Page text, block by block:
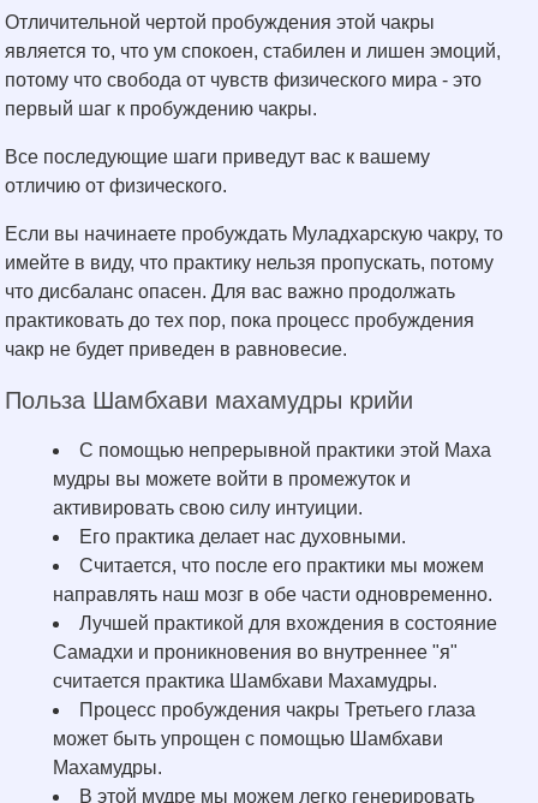
Отличительной чертой пробуждения этой чакры
является то, что ум спокоен, стабилен и лишен эмоций,
потому что свобода от чувств физического мира - это
первый шаг к пробуждению чакры.
Все последующие шаги приведут вас к вашему
отличию от физического.
Если вы начинаете пробуждать Муладхарскую чакру, то
имейте в виду, что практику нельзя пропускать, потому
что дисбаланс опасен. Для вас важно продолжать
практиковать до тех пор, пока процесс пробуждения
чакр не будет приведен в равновесие.
Польза Шамбхави махамудры крийи
С помощью непрерывной практики этой Маха
мудры вы можете войти в промежуток и
активировать свою силу интуиции.
Его практика делает нас духовными.
Считается, что после его практики мы можем
направлять наш мозг в обе части одновременно.
Лучшей практикой для вхождения в состояние
Самадхи и проникновения во внутреннее "я"
считается практика Шамбхави Махамудры.
Процесс пробуждения чакры Третьего глаза
может быть упрощен с помощью Шамбхави
Махамудры.
В этой мудре мы можем легко генерировать